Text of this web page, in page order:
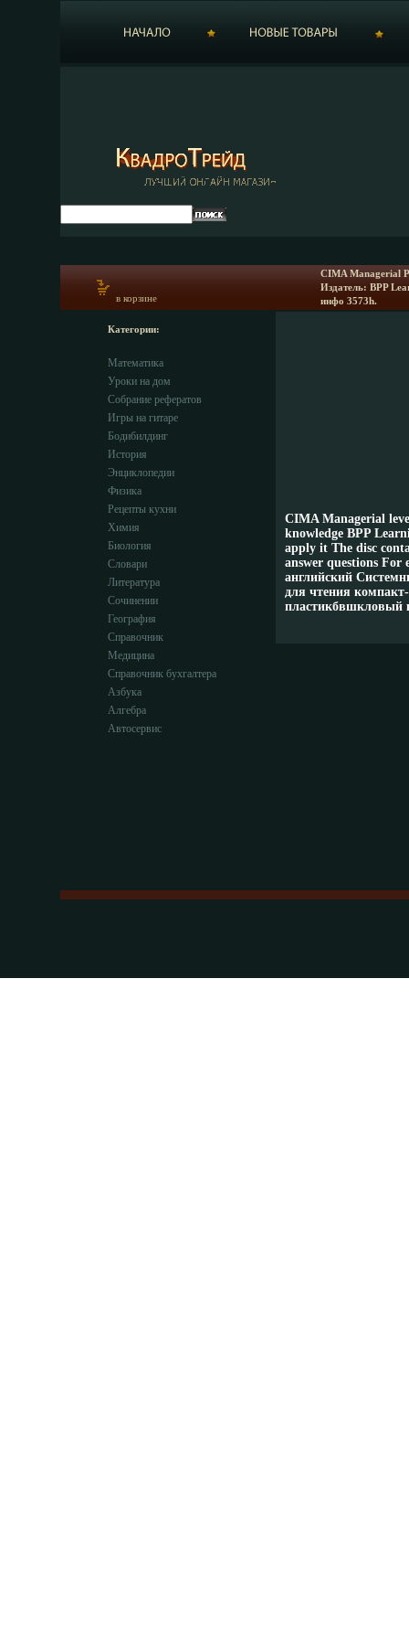
в корзине
CIMA Managerial
Издатель: BPP
инфо 3573h.
Категории:
Математика
Уроки на дом
Собрание рефератов
Игры на гитаре
Бодибилдинг
История
Энциклопедии
Физика
Рецепты кухни
Химия
Биология
Словари
Литература
Сочинении
География
Справочник
Медицина
Справочник бухгалтера
Азбука
Алгебра
Автосервис
CIMA Managerial
knowledge BPP
apply it The disc
answer questions For
английский
для чтения
пластикбвшкловый